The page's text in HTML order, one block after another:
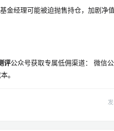
金经理可能被迫抛售持仓，加剧净
评公众号获取专属低佣渠道： 微信
。